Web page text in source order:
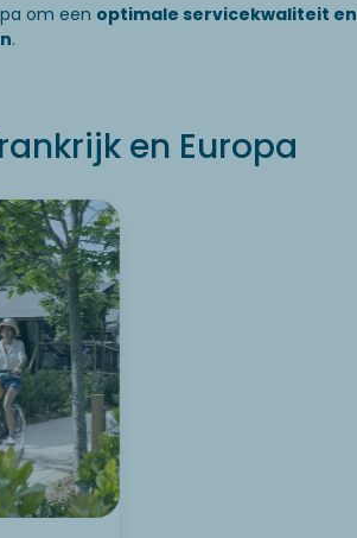
om een optimale servicekwaliteit en
.
en Europa